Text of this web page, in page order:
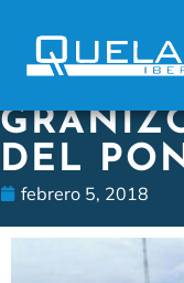
DEL
febrero 5, 2018